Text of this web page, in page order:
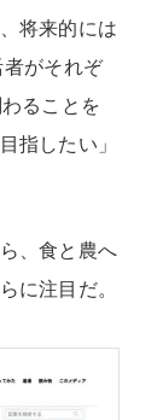
将来的には
者がそれぞ
ることを
指したい」
、食と農へ
に注目だ。